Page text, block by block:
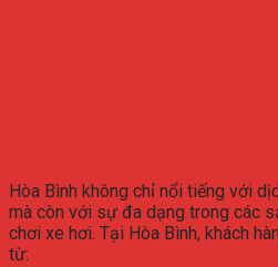
Hòa Bình không chỉ nổi tiếng với
mà còn với sự đa dạng trong các
chơi xe hơi. Tại Hòa Bình, khách
từ: